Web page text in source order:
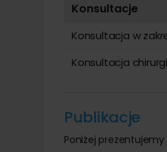
Konsultacje
Konsultacja w
Konsultacja
Publikacje
Poniżej prezentujemy